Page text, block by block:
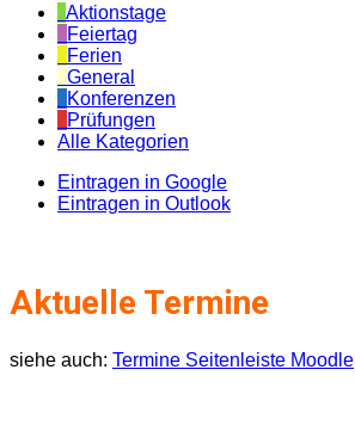
Aktionstage
Feiertag
Ferien
General
Konferenzen
Prüfungen
Alle Kategorien
Eintragen in Google
Eintragen in Outlook
Aktuelle Termine
siehe auch: Termine Seitenleiste Moodle